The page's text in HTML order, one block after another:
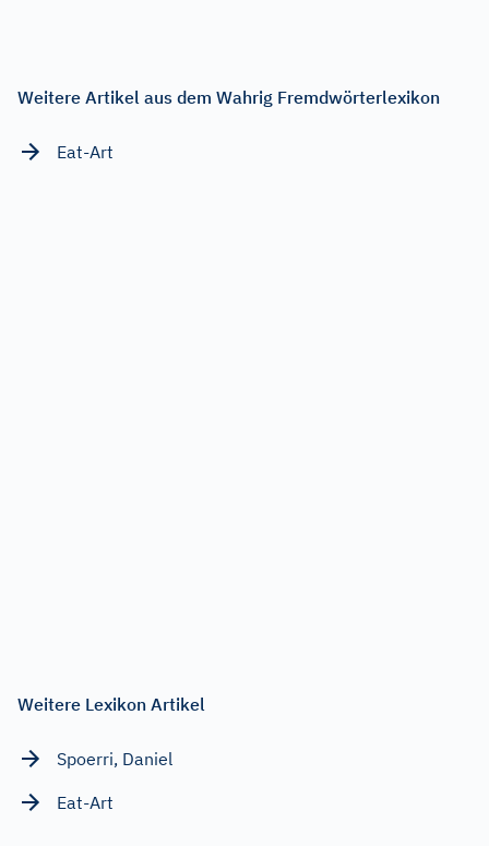
Weitere Artikel aus dem Wahrig Fremdwörterlexikon
Eat-Art
Weitere Lexikon Artikel
Spoerri, Daniel
Eat-Art